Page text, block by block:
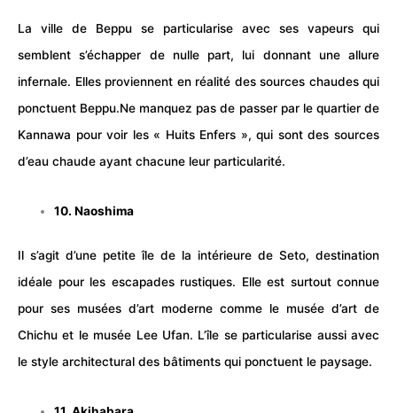
La ville de Beppu se particularise avec ses vapeurs qui
semblent s’échapper de nulle part, lui donnant une allure
infernale. Elles proviennent en réalité des sources chaudes qui
ponctuent Beppu.Ne manquez pas de passer par le quartier de
Kannawa pour voir les « Huits Enfers », qui sont des sources
d’eau chaude ayant chacune leur particularité.
10. Naoshima
Il s’agit d’une petite île de la intérieure de Seto, destination
idéale pour les escapades rustiques. Elle est surtout connue
pour ses musées d’art moderne comme le musée d’art de
Chichu et le musée Lee Ufan. L’île se particularise aussi avec
le style architectural des bâtiments qui ponctuent le paysage.